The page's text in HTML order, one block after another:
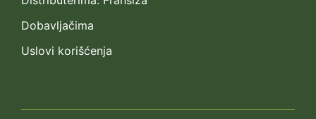
Dobavljačima
Uslovi korišćenja